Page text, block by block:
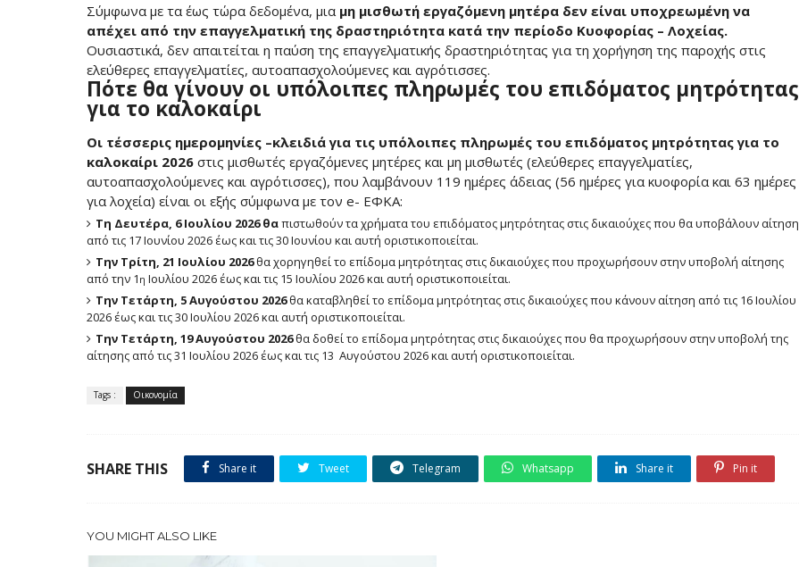
Σύμφωνα με τα έως τώρα δεδομένα, μια μη μισθωτή εργαζόμενη μητέρα δεν είναι υποχρεωμένη να
απέχει από την επαγγελματική της δραστηριότητα κατά την περίοδο Κυοφορίας – Λοχείας.
Ουσιαστικά, δεν απαιτείται η παύση της επαγγελματικής δραστηριότητας για τη χορήγηση της παροχής στις
ελεύθερες επαγγελματίες, αυτοαπασχολούμενες και αγρότισσες.
Πότε θα γίνουν οι υπόλοιπες πληρωμές του επιδόματος μητρότητας
για το καλοκαίρι
Οι τέσσερις ημερομηνίες –κλειδιά για τις υπόλοιπες πληρωμές του επιδόματος μητρότητας για το
καλοκαίρι 2026 στις μισθωτές εργαζόμενες μητέρες και μη μισθωτές (ελεύθερες επαγγελματίες,
αυτοαπασχολούμενες και αγρότισσες), που λαμβάνουν 119 ημέρες άδειας (56 ημέρες για κυοφορία και 63 ημέρες
για λοχεία) είναι οι εξής σύμφωνα με τον e- ΕΦΚΑ:
Τη Δευτέρα, 6 Ιουλίου 2026 θαπιστωθούν τα χρήματα του επιδόματος μητρότητας στις δικαιούχες που θα υποβάλουν αίτηση
από τις 17 Ιουνίου 2026 έως και τις 30 Ιουνίου και αυτή οριστικοποιείται.
Την Τρίτη, 21 Ιουλίου 2026θα χορηγηθεί το επίδομα μητρότητας στις δικαιούχες που προχωρήσουν στην υποβολή αίτησης
από την 1 η Ιουλίου 2026 έως και τις 15 Ιουλίου 2026 και αυτή οριστικοποιείται.
Την Τετάρτη, 5 Αυγούστου 2026θα καταβληθεί το επίδομα μητρότητας στις δικαιούχες που κάνουν αίτηση από τις 16 Ιουλίου
2026 έως και τις 30 Ιουλίου 2026 και αυτή οριστικοποιείται.
Την Τετάρτη, 19 Αυγούστου 2026θα δοθεί το επίδομα μητρότητας στις δικαιούχες που θα προχωρήσουν στην υποβολή της
αίτησης από τις 31 Ιουλίου 2026 έως και τις 13 Αυγούστου 2026 και αυτή οριστικοποιείται.
Tags : Οικονομία
SHARE THIS Share it Tweet Telegram Whatsapp Share it Pin it
YOU MIGHT ALSO LIKE